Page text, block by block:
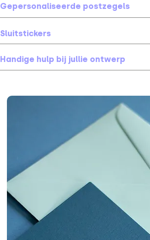
Gepersonaliseerde postzegels
Sluitstickers
Handige hulp bij jullie ontwerp